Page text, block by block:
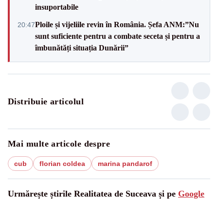
insuportabile
20:47Ploile și vijeliile revin în România. Șefa ANM:”Nu
sunt suficiente pentru a combate seceta și pentru a
îmbunătăți situația Dunării”
Distribuie articolul
Mai multe articole despre
cub florian coldea marina pandarof
Urmărește știrile Realitatea de Suceava și pe Google